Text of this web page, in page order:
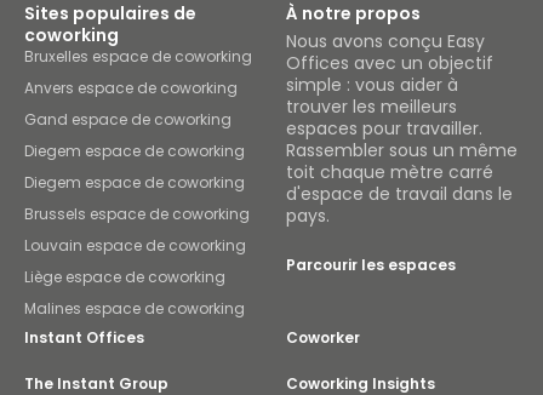
Sites populaires de
coworking
Bruxelles espace de coworking
Anvers espace de coworking
Gand espace de coworking
Diegem espace de coworking
Diegem espace de coworking
Brussels espace de coworking
Louvain espace de coworking
Liège espace de coworking
Malines espace de coworking
À notre propos
Nous avons conçu Easy
Offices avec un objectif
simple : vous aider à
trouver les meilleurs
espaces pour travailler.
Rassembler sous un même
toit chaque mètre carré
d'espace de travail dans le
pays.
Parcourir les espaces
Instant Offices Coworker
The Instant Group Coworking Insights